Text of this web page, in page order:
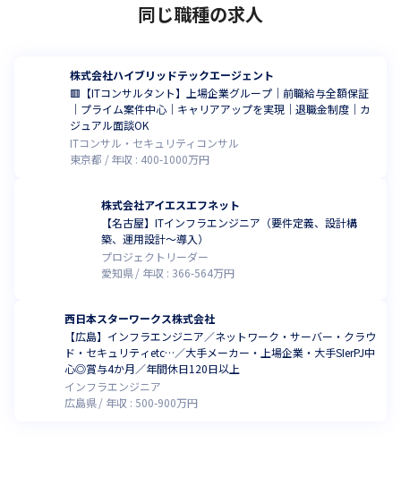
同じ職種の求人
株式会社ハイブリッドテックエージェント
🟥【ITコンサルタント】上場企業グループ｜前職給与全額保証
｜プライム案件中心｜キャリアアップを実現｜退職金制度｜カ
ジュアル面談OK
ITコンサル・セキュリティコンサル
東京都
年収 : 400-1000万円
株式会社アイエスエフネット
【名古屋】ITインフラエンジニア（要件定義、設計構
築、運用設計～導入）
プロジェクトリーダー
愛知県
年収 : 366-564万円
西日本スターワークス株式会社
【広島】インフラエンジニア／ネットワーク・サーバー・クラウ
ド・セキュリティetc…／大手メーカー・上場企業・大手SIerPJ中
心◎賞与4か月／年間休日120日以上
インフラエンジニア
広島県
年収 : 500-900万円